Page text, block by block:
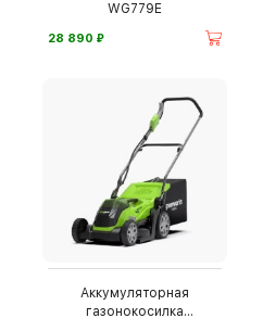
WG779E
28 890 ⃏
Аккумуляторная
газонокосилка